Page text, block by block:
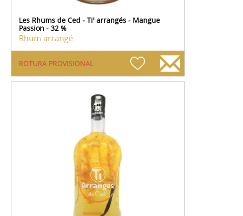
Les Rhums de Ced - Ti' arrangés - Mangue
Passion - 32 %
Rhum arrangé
ROTURA PROVISIONAL